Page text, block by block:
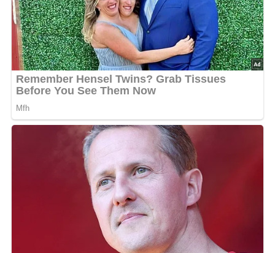
Diese Zutaten brauchen wir…
500 g Pilze (Champignons, Pfifferlinge oder Steinpilze)